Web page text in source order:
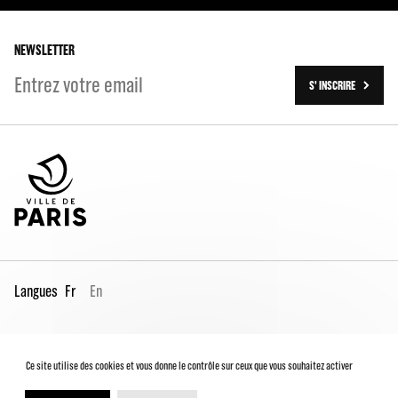
NEWSLETTER
S' INSCRIRE
Langues Fr En
Conditions générales de vente
Charte du spectateur
Ce site utilise des cookies et vous donne le contrôle sur ceux que vous souhaitez activer